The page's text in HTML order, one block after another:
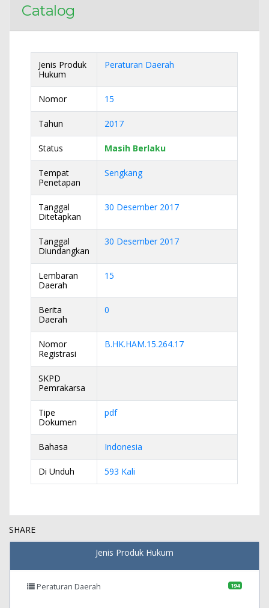
Catalog
Jenis Produk
Hukum
Peraturan Daerah
Nomor 15
Tahun 2017
Status Masih Berlaku
Tempat
Penetapan
Sengkang
Tanggal
Ditetapkan
30 Desember 2017
Tanggal
Diundangkan
30 Desember 2017
Lembaran
Daerah
15
Berita
Daerah
0
Nomor
Registrasi
B.HK.HAM.15.264.17
SKPD
Pemrakarsa
Tipe
Dokumen
pdf
Bahasa Indonesia
Di Unduh 593 Kali
SHARE
Jenis Produk Hukum
Peraturan Daerah 194